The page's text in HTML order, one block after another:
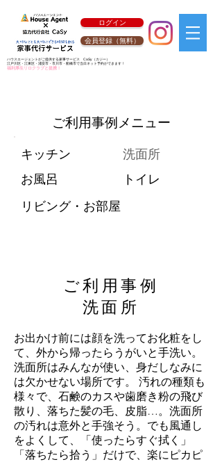
ログイン
会員登録（無料）
ハウスエージェントがご提供する家事サービス CaSy （カジー）
江戸川区・江東区・浦安市・市川市・船橋市で当日ネット予約ができます！
福利厚生リロクラブと提携！
ご利用事例メニュー
キッチン
お風呂
洗面所
トイレ
リビング・お部屋
ご利用事例
洗面所
お出かけ前には顔を洗ってお化粧をし
て、外から帰ったらうがいと手洗い。
洗面所はみんなが使い、身だしなみに
は欠かせない場所です。 汚れの種類も
様々で、石鹸のカスや歯磨き粉の飛び
散り、落ちた髪の毛、皮脂…。洗面所
の汚れは意外と手強そう。でも風通し
をよくして、「使ったらすぐ拭く」
「落ちたら拾う」だけで、楽にピカピ